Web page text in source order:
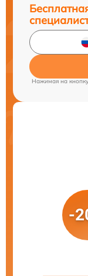
Нажимая на
-